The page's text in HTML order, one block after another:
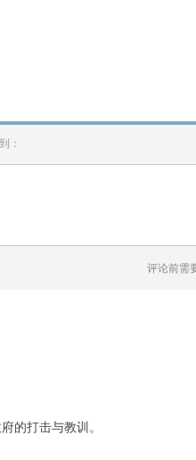
：
评论前需
的打击与教训。